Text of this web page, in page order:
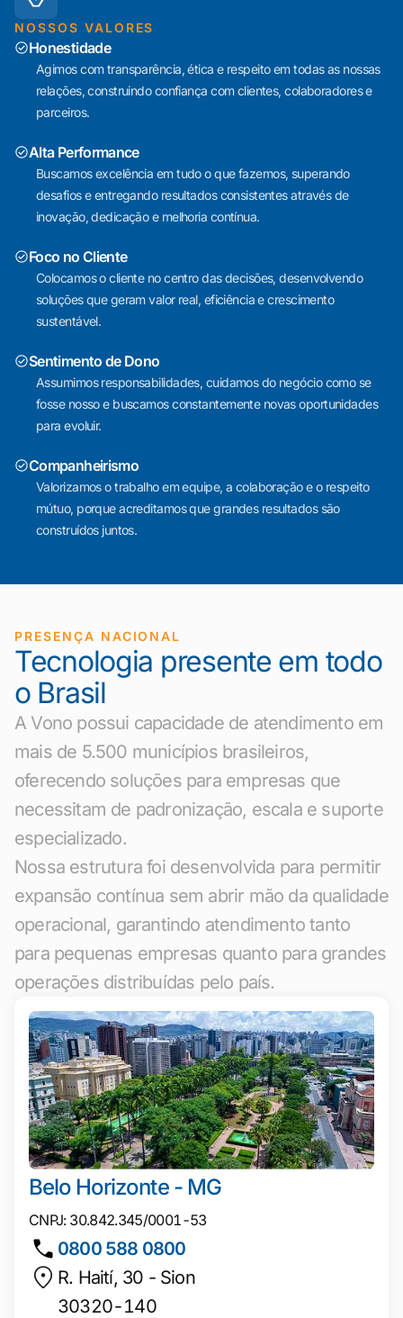
NOSSOS VALORES
Honestidade
Agimos com transparência, ética e respeito em todas as nossas
relações, construindo confiança com clientes, colaboradores e
parceiros.
Alta Performance
Buscamos excelência em tudo o que fazemos, superando
desafios e entregando resultados consistentes através de
inovação, dedicação e melhoria contínua.
Foco no Cliente
Colocamos o cliente no centro das decisões, desenvolvendo
soluções que geram valor real, eficiência e crescimento
sustentável.
Sentimento de Dono
Assumimos responsabilidades, cuidamos do negócio como se
fosse nosso e buscamos constantemente novas oportunidades
para evoluir.
Companheirismo
Valorizamos o trabalho em equipe, a colaboração e o respeito
mútuo, porque acreditamos que grandes resultados são
construídos juntos.
PRESENÇA NACIONAL
Tecnologia presente em todo
o Brasil
A Vono possui capacidade de atendimento em
mais de 5.500 municípios brasileiros,
oferecendo soluções para empresas que
necessitam de padronização, escala e suporte
especializado.
Nossa estrutura foi desenvolvida para permitir
expansão contínua sem abrir mão da qualidade
operacional, garantindo atendimento tanto
para pequenas empresas quanto para grandes
operações distribuídas pelo país.
Belo Horizonte - MG
CNPJ: 30.842.345/0001-53
0800 588 0800
R. Haití, 30 - Sion
30320-140